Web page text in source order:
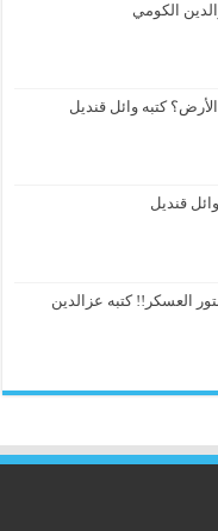
الكومي
كتبه وائل قنديل
قنديل
العسكر!! كتبه عزالدين